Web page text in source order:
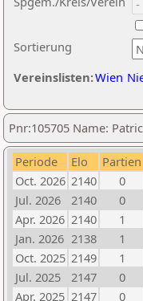
Sortierung
Vereinslisten:Wien
Pnr:105705 Name:
Periode Elo Partien
Oct. 2026 2140 0
Jul. 2026
2140 0
Apr. 2026 2140 1
Jan. 2026 2138 1
Oct. 2025 2149 1
Jul. 2025
2147 0
Apr. 2025 2147 0